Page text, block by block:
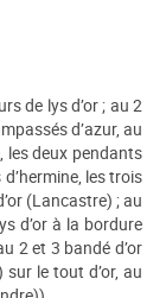
de lys d’or ; au 2
d’azur, au
les deux pendants
les trois
(Lancastre) ; au
d’or à la bordure
2 et 3 bandé d’or
le tout d’or, au